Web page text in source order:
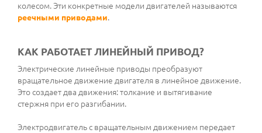
колесом. Эти конкретные модели двигателей называются
реечными приводами.
КАК РАБОТАЕТ ЛИНЕЙНЫЙ ПРИВОД?
Электрические линейные приводы преобразуют
вращательное движение двигателя в линейное движение.
Это создает два движения: толкание и вытягивание
стержня при его разгибании.
Электродвигатель с вращательным движением передает